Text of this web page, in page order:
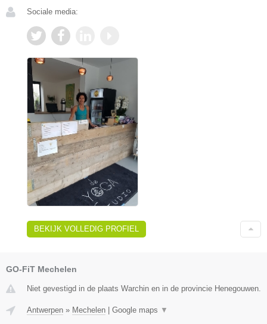
Sociale media:
BEKIJK VOLLEDIG PROFIEL
GO-FiT Mechelen
Niet gevestigd in de plaats Warchin en in de provincie Henegouwen.
Antwerpen » Mechelen | Google maps ▼